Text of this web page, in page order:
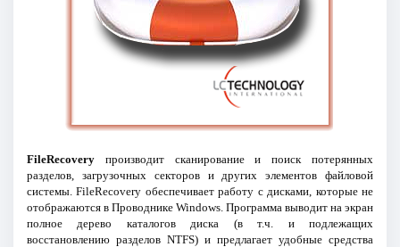
FileRecoveryпроизводит сканирование и поиск потерянных
разделов, загрузочных секторов и других элементов файловой
системы. FileRecovery обеспечивает работу с дисками, которые не
отображаются в Проводнике Windows. Программа выводит на экран
полное дерево каталогов диска (в т.ч. и подлежащих
восстановлению разделов NTFS) и предлагает удобные средства